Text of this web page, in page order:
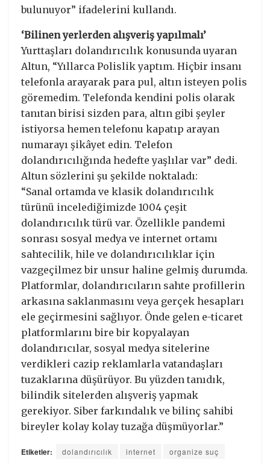
bulunuyor” ifadelerini kullandı.
‘Bilinen yerlerden alışveriş yapılmalı’
Yurttaşları dolandırıcılık konusunda uyaran
Altun, “Yıllarca Polislik yaptım. Hiçbir insanı
telefonla arayarak para pul, altın isteyen polis
göremedim. Telefonda kendini polis olarak
tanıtan birisi sizden para, altın gibi şeyler
istiyorsa hemen telefonu kapatıp arayan
numarayı şikâyet edin. Telefon
dolandırıcılığında hedefte yaşlılar var” dedi.
Altun sözlerini şu şekilde noktaladı:
“Sanal ortamda ve klasik dolandırıcılık
türünü incelediğimizde 1004 çeşit
dolandırıcılık türü var. Özellikle pandemi
sonrası sosyal medya ve internet ortamı
sahtecilik, hile ve dolandırıcılıklar için
vazgeçilmez bir unsur haline gelmiş durumda.
Platformlar, dolandırıcıların sahte profillerin
arkasına saklanmasını veya gerçek hesapları
ele geçirmesini sağlıyor. Önde gelen e-ticaret
platformlarını bire bir kopyalayan
dolandırıcılar, sosyal medya sitelerine
verdikleri cazip reklamlarla vatandaşları
tuzaklarına düşürüyor. Bu yüzden tanıdık,
bilindik sitelerden alışveriş yapmak
gerekiyor. Siber farkındalık ve bilinç sahibi
bireyler kolay kolay tuzağa düşmüyorlar.”
Etiketler: dolandırıcılık internet organize suç